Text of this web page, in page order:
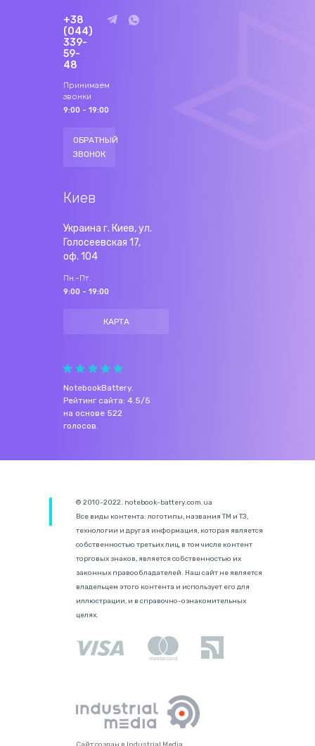
+38
(044)
339-
59-
48
Принимаем
звонки
9:00 - 19:00
ОБРАТНЫЙ
ЗВОНОК
Киев
Украина г. Киев, ул.
Голосеевская 17,
оф. 104
Пн.-Пт.
9:00 - 19:00
КАРТА
NotebookBattery.
Рейтинг сайта: 4.5/5
на основе 522
голосов.
© 2010-2022. notebook-battery.com.ua
Все виды контента: логотипы, названия ТМ и ТЗ,
технологии и другая информация, которая является
собственностью третьих лиц, в том числе контент
торговых знаков, является собственностью их
законных правообладателей. Наш сайт не является
владельцем этого контента и использует его для
иллюстрации, и в справочно-ознакомительных
целях.